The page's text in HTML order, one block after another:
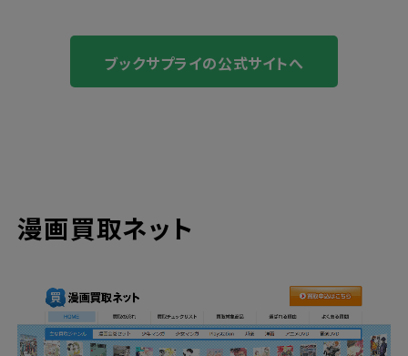
ブックサプライの公式サイトへ
漫画買取ネット